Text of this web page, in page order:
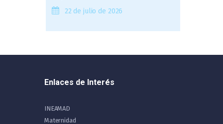
22 de julio de 2026
Enlaces de Interés
INEAMAD
Maternidad